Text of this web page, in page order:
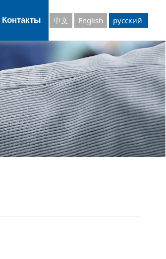
中文 English русский
Контакты